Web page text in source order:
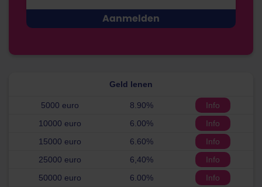
Geld lenen
5000 euro 8.90%
Info
10000 euro
6.00%
Info
15000 euro
6.60%
Info
25000 euro
6,40%
Info
50000 euro
6.00% Info